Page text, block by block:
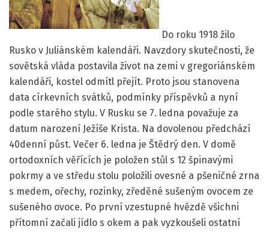
Do roku 1918 žilo
Rusko v Juliánském kalendáři. Navzdory skutečnosti, že
sovětská vláda postavila život na zemi v gregoriánském
kalendáři, kostel odmítl přejít. Proto jsou stanovena
data církevních svátků, podmínky příspěvků a nyní
podle starého stylu. V Rusku se 7. ledna považuje za
datum narození Ježíše Krista. Na dovolenou předchází
40denní půst. Večer 6. ledna je Štědrý den. V domě
ortodoxních věřících je položen stůl s 12 špinavými
pokrmy a ve středu stolu položili ovesné a pšeničné zrna
s medem, ořechy, rozinky, zředěné sušeným ovocem ze
sušeného ovoce. Po první vzestupné hvězdě všichni
přítomní začali jídlo s okem a pak vyzkoušeli ostatní